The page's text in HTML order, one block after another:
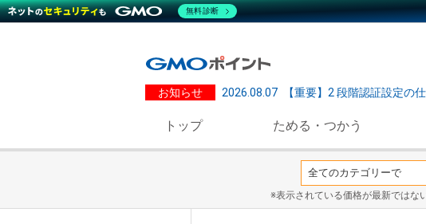
お知らせ 2026.08.07 【重要】2 段階認証設定の
トップ ためる・つかう
※表示されている価格が最新ではな
無料診断